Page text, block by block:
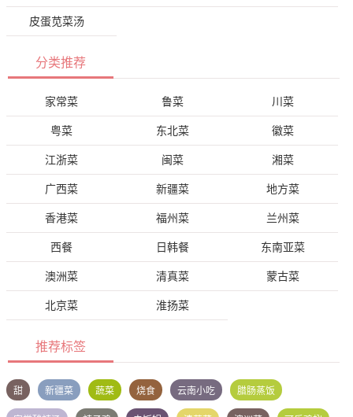
皮蛋苋菜汤
分类推荐
家常菜 鲁菜 川菜
粤菜 东北菜 徽菜
江浙菜 闽菜 湘菜
广西菜 新疆菜 地方菜
香港菜 福州菜 兰州菜
西餐 日韩餐 东南亚菜
澳洲菜 清真菜 蒙古菜
北京菜 淮扬菜
推荐标签
甜 新疆菜 蔬菜 烧食 云南小吃 腊肠蒸饭